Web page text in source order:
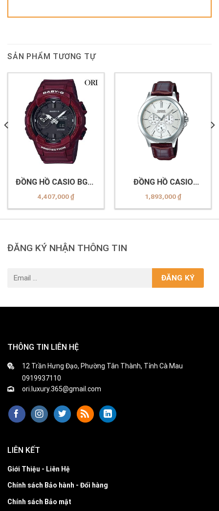
SẢN PHẨM TƯƠNG TỰ
ĐỒNG HỒ CASIO BGA-
230S-4ADR
4,407,000₫
ĐỒNG HỒ CASIO
MTP-V300L-7AUDF
1,893,000₫
ĐĂNG KÝ NHẬN THÔNG TIN
THÔNG TIN LIÊN HỆ
12 Trần Hưng Đạo, Phường Tân Thành, Tỉnh Cà Mau
0919937110
ori.luxury.365@gmail.com
LIÊN KẾT
Giới Thiệu - Liên Hệ
Chính sách Bảo hành - Đổi hàng
Chính sách Bảo mật